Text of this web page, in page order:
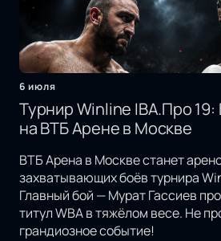
6 июля
Турнир Winline IBA.Про 19:
на ВТБ Арене в Москве
ВТБ Арена в Москве станет
захватывающих боёв турнира
Главный бой — Мурат Гассиев
титул WBA в тяжёлом весе. Не
грандиозное событие!